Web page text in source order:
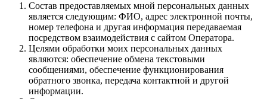
Состав предоставляемых мной персональных данных
является следующим: ФИО, адрес электронной почты,
номер телефона и другая информация передаваемая
посредством взаимодействия с сайтом Оператора.
Целями обработки моих персональных данных
являются: обеспечение обмена текстовыми
сообщениями, обеспечение функционирования
обратного звонка, передача контактной и другой
информации.